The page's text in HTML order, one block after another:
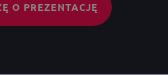
O PREZENTACJĘ